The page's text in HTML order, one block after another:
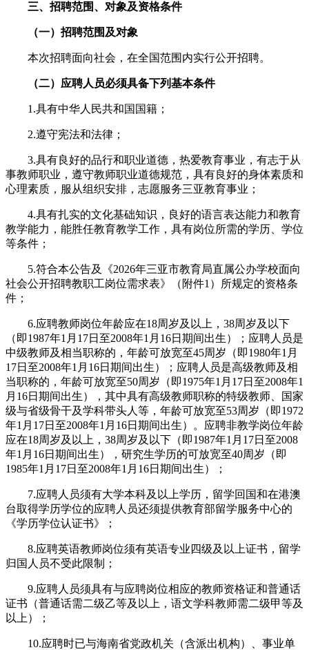
三、 招聘范围、对象及资格条件
（一）招聘范围及对象
本次招聘面向社会，在全国范围内实行公开招聘。
（二）应聘人员必须具备下列基本条件
1.具有中华人民共和国国籍；
2.遵守宪法和法律；
3.具有良好的品行和职业道德，热爱教育事业，有志于从
事教师职业，遵守教师职业道德规范，具有良好的身体素质和
心理素质，服从组织安排，志愿服务三亚教育事业；
4.具有扎实的文化基础知识，良好的语言表达能力和教育
教学能力，能胜任教育教学工作，具有岗位所需的学历、学位
等条件；
5.符合本公告及《2026年三亚市教育局直属公办学校面向
社会公开招聘教职工岗位需求表》（附件1）所规定的资格条
件；
6.应聘教师岗位年龄应在18周岁及以上，38周岁及以下
（即1987年1月17日至2008年1月16日期间出生）；应聘人员是
中级教师及相当职称的，年龄可放宽至45周岁（即1980年1月
17日至2008年1月16日期间出生）；应聘人员是高级教师及相
当职称的，年龄可放宽至50周岁（即1975年1月17日至2008年1
月16日期间出生），其中具有高级教师职称的特级教师、国家
级与省级骨干及学科带头人等，年龄可放宽至53周岁（即1972
年1月17日至2008年1月16日期间出生）。应聘非教学岗位年龄
应在18周岁及以上，38周岁及以下（即1987年1月17日至2008
年1月16日期间出生），研究生学历的可放宽至40周岁（即
1985年1月17日至2008年1月16日期间出生）；
7.应聘人员须有大学本科及以上学历，留学回国和在港澳
台取得学历学位的应聘人员还须提供教育部留学服务中心的
《学历学位认证书》；
8.应聘英语教师岗位须有英语专业四级及以上证书，留学
归国人员不受此限制；
9.应聘人员须具有与应聘岗位相应的教师资格证和普通话
证书（普通话需二级乙等及以上，语文学科教师需二级甲等及
以上）；
10.应聘时已与海南省党政机关（含派出机构）、事业单